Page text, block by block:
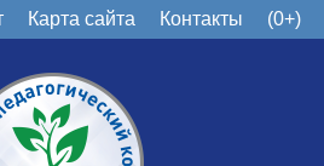
Карта сайта Контакты (0+)